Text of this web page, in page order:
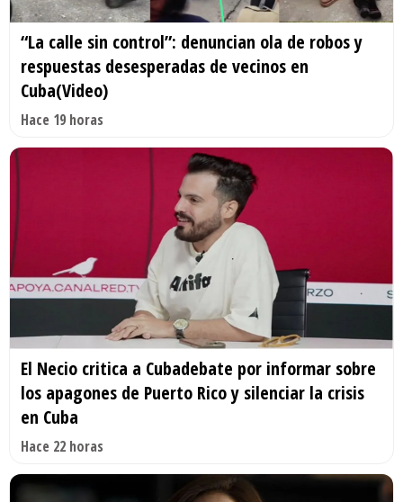
“La calle sin control”: denuncian ola de robos y
respuestas desesperadas de vecinos en
Cuba(Video)
Hace 19 horas
El Necio critica a Cubadebate por informar sobre
los apagones de Puerto Rico y silenciar la crisis
en Cuba
Hace 22 horas